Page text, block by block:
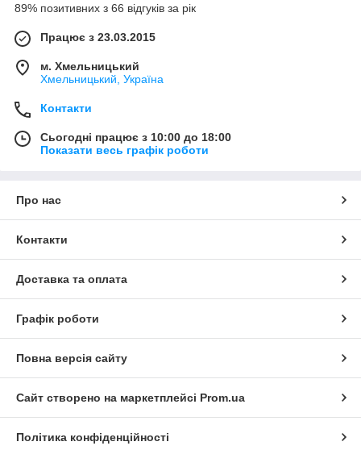
89% позитивних з 66 відгуків за рік
Працює з 23.03.2015
м. Хмельницький
Хмельницький, Україна
Контакти
Сьогодні працює з 10:00 до 18:00
Показати весь графік роботи
Про нас
Контакти
Доставка та оплата
Графік роботи
Повна версія сайту
Сайт створено на маркетплейсі Prom.ua
Політика конфіденційності